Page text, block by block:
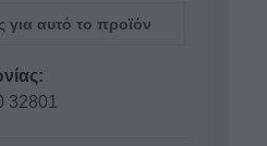
για αυτό το προϊόν
32801